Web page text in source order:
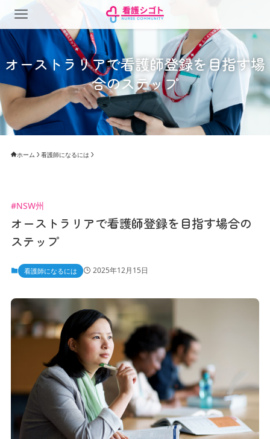
オーストラリアで看護師登録を目指す場
合のステップ
ホーム 看護師になるには
#NSW州
オーストラリアで看護師登録を目指す場合の
ステップ
看護師になるには 2025年12月15日